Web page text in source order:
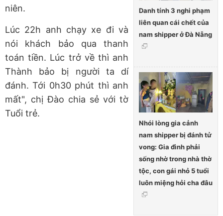
Danh tính 3 nghi phạm
liên quan cái chết của
nam shipper ở Đà Nẵng
Nhói lòng gia cảnh
nam shipper bị đánh tử
vong: Gia đình phải
sống nhờ trong nhà thờ
tộc, con gái nhỏ 5 tuổi
luôn miệng hỏi cha đâu
niên.
Lúc 22h anh chạy xe đi và
nói khách bảo qua thanh
toán tiền. Lúc trở về thì anh
Thành bảo bị người ta dí
đánh. Tới 0h30 phút thì anh
mất", chị Đào chia sẻ với tờ
Tuổi trẻ.